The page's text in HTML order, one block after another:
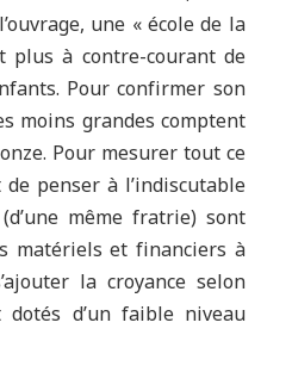
une « école de la
plus à contre-courant de
Pour confirmer son
moins grandes comptent
Pour mesurer tout ce
penser à l’indiscutable
même fratrie) sont
matériels et financiers à
la croyance selon
d’un faible niveau